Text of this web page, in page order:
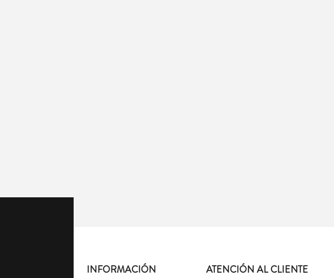
INFORMACIÓN ATENCIÓN AL CLIENTE